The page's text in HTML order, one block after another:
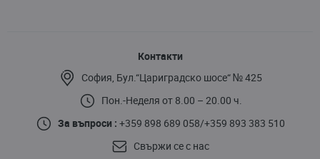
Контакти
София, Бул.“Цариградско шосе“ № 425
Пон.-Неделя от 8.00 – 20.00 ч.
За въпроси : +359 898 689 058/+359 893 383 510
Свържи се с нас